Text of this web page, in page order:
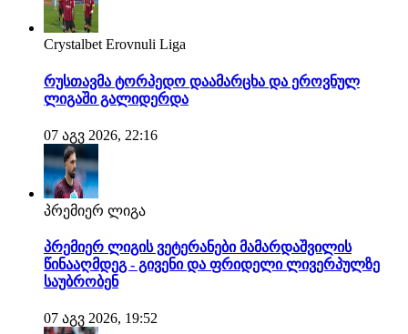
Crystalbet Erovnuli Liga
რუსთავმა ტორპედო დაამარცხა და ეროვნულ
ლიგაში გალიდერდა
07 აგვ 2026, 22:16
პრემიერ ლიგა
პრემიერ ლიგის ვეტერანები მამარდაშვილის
წინააღმდეგ - გივენი და ფრიდელი ლივერპულზე
საუბრობენ
07 აგვ 2026, 19:52